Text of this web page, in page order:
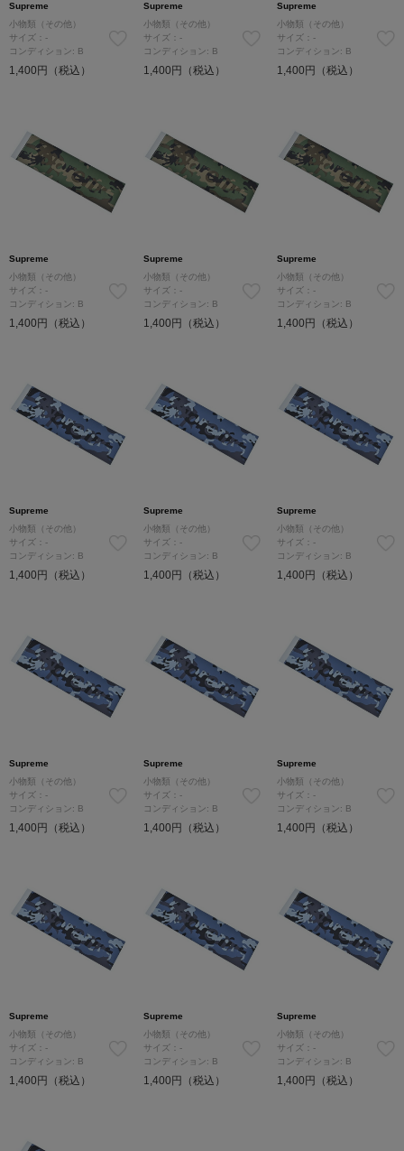
Supreme
小物類（その他）
サイズ：-
コンディション: B
1,400円（税込）
Supreme
小物類（その他）
サイズ：-
コンディション: B
1,400円（税込）
Supreme
小物類（その他）
サイズ：-
コンディション: B
1,400円（税込）
Supreme
小物類（その他）
サイズ：-
コンディション: B
1,400円（税込）
Supreme
小物類（その他）
サイズ：-
コンディション: B
1,400円（税込）
Supreme
小物類（その他）
サイズ：-
コンディション: B
1,400円（税込）
Supreme
小物類（その他）
サイズ：-
コンディション: B
1,400円（税込）
Supreme
小物類（その他）
サイズ：-
コンディション: B
1,400円（税込）
Supreme
小物類（その他）
サイズ：-
コンディション: B
1,400円（税込）
Supreme
小物類（その他）
サイズ：-
コンディション: B
1,400円（税込）
Supreme
小物類（その他）
サイズ：-
コンディション: B
1,400円（税込）
Supreme
小物類（その他）
サイズ：-
コンディション: B
1,400円（税込）
Supreme
小物類（その他）
サイズ：-
コンディション: B
1,400円（税込）
Supreme
小物類（その他）
サイズ：-
コンディション: B
1,400円（税込）
Supreme
小物類（その他）
サイズ：-
コンディション: B
1,400円（税込）